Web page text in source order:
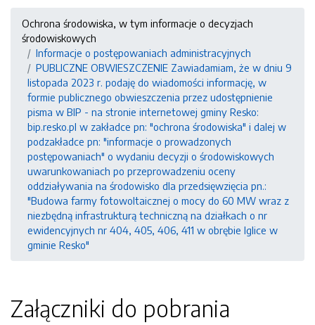
Ochrona środowiska, w tym informacje o decyzjach
środowiskowych
Informacje o postępowaniach administracyjnych
PUBLICZNE OBWIESZCZENIE Zawiadamiam, że w dniu 9
listopada 2023 r. podaję do wiadomości informację, w
formie publicznego obwieszczenia przez udostępnienie
pisma w BIP - na stronie internetowej gminy Resko:
bip.resko.pl w zakładce pn: "ochrona środowiska" i dalej w
podzakładce pn: "informacje o prowadzonych
postępowaniach" o wydaniu decyzji o środowiskowych
uwarunkowaniach po przeprowadzeniu oceny
oddziaływania na środowisko dla przedsięwzięcia pn.:
"Budowa farmy fotowoltaicznej o mocy do 60 MW wraz z
niezbędną infrastrukturą techniczną na działkach o nr
ewidencyjnych nr 404, 405, 406, 411 w obrębie Iglice w
gminie Resko"
Załączniki do pobrania